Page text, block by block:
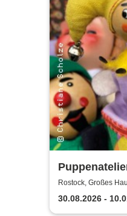
Rostock
Rostock, Großes
30.08.2026 -